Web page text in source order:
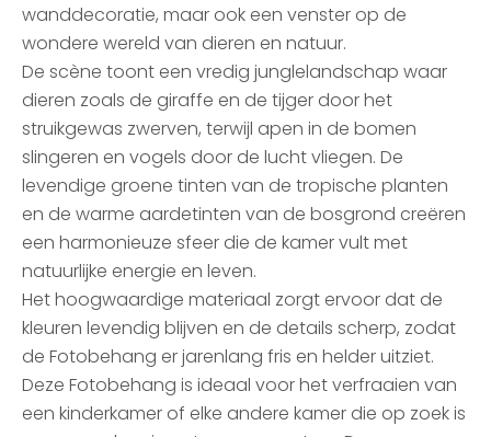
wanddecoratie, maar ook een venster op de
wondere wereld van dieren en natuur.
De scène toont een vredig junglelandschap waar
dieren zoals de giraffe en de tijger door het
struikgewas zwerven, terwijl apen in de bomen
slingeren en vogels door de lucht vliegen. De
levendige groene tinten van de tropische planten
en de warme aardetinten van de bosgrond creëren
een harmonieuze sfeer die de kamer vult met
natuurlijke energie en leven.
Het hoogwaardige materiaal zorgt ervoor dat de
kleuren levendig blijven en de details scherp, zodat
de Fotobehang er jarenlang fris en helder uitziet.
Deze Fotobehang is ideaal voor het verfraaien van
een kinderkamer of elke andere kamer die op zoek is